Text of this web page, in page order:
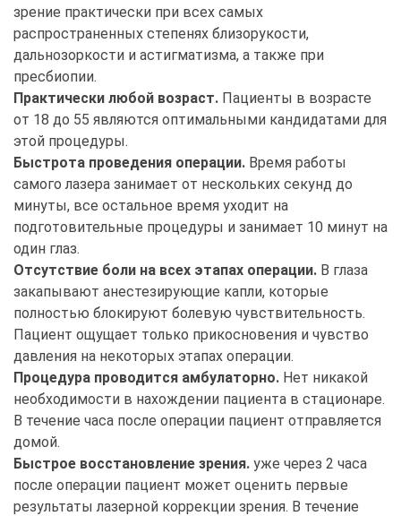
зрение практически при всех самых
распространенных степенях близорукости,
дальнозоркости и астигматизма, а также при
пресбиопии.
Практически любой возраст. Пациенты в возрасте
от 18 до 55 являются оптимальными кандидатами для
этой процедуры.
Быстрота проведения операции. Время работы
самого лазера занимает от нескольких секунд до
минуты, все остальное время уходит на
подготовительные процедуры и занимает 10 минут на
один глаз.
Отсутствие боли на всех этапах операции. В глаза
закапывают анестезирующие капли, которые
полностью блокируют болевую чувствительность.
Пациент ощущает только прикосновения и чувство
давления на некоторых этапах операции.
Процедура проводится амбулаторно. Нет никакой
необходимости в нахождении пациента в стационаре.
В течение часа после операции пациент отправляется
домой.
Быстрое восстановление зрения. уже через 2 часа
после операции пациент может оценить первые
результаты лазерной коррекции зрения. В течение